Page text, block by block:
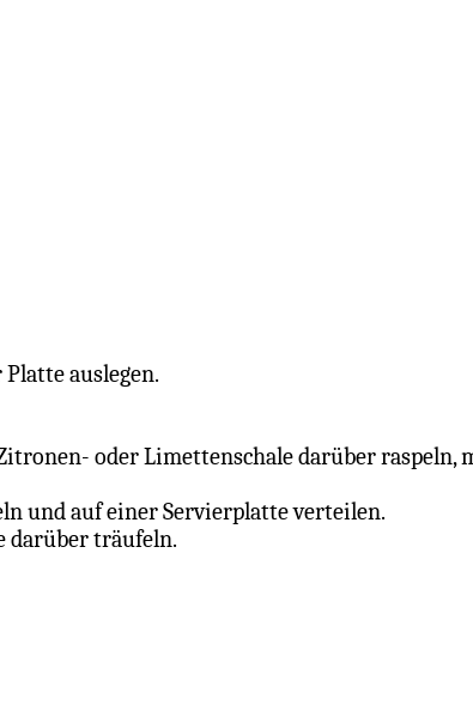
auslegen.
oder Limettenschale darüber
und auf einer Servierplatte verteilen.
darüber träufeln.